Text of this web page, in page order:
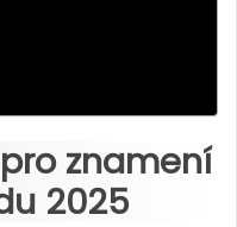
znamení
2025